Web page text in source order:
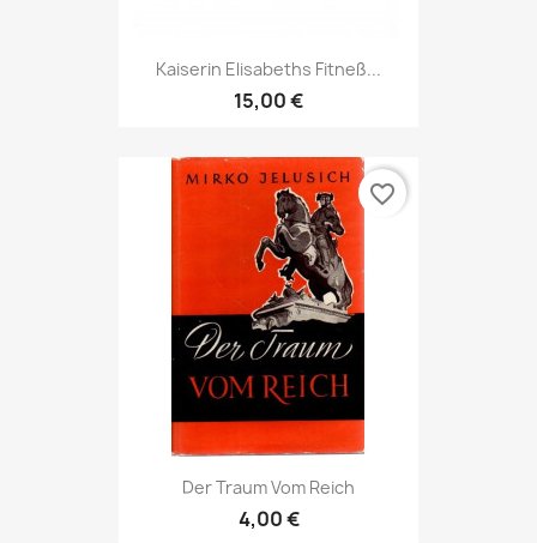
Kaiserin Elisabeths Fitneß...
15,00 €
Der Traum Vom Reich
4,00 €
favorite_border